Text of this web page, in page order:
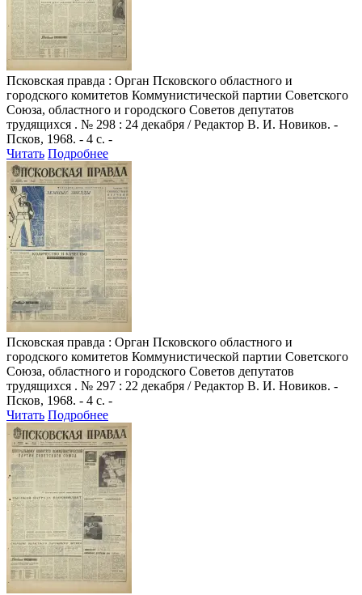
Псковская правда : Орган Псковского областного и
городского комитетов Коммунистической партии Советского
Союза, областного и городского Советов депутатов
трудящихся . № 298 : 24 декабря / Редактор В. И. Новиков. -
Псков, 1968. - 4 с. -
Читать Подробнее
Псковская правда : Орган Псковского областного и
городского комитетов Коммунистической партии Советского
Союза, областного и городского Советов депутатов
трудящихся . № 297 : 22 декабря / Редактор В. И. Новиков. -
Псков, 1968. - 4 с. -
Читать Подробнее